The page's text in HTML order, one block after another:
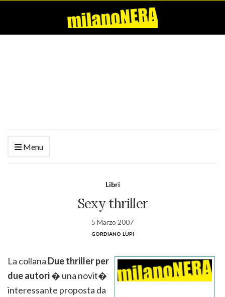
Menu
Libri
Sexy thriller
5 Marzo 2007
gordiano lupi
La collana Due thriller per
due autori� una novit�
interessante proposta da